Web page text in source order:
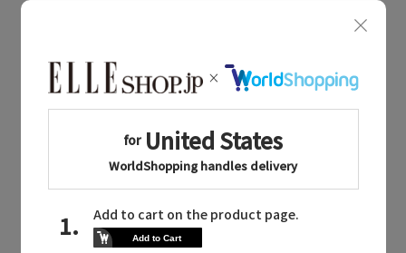
【予約販売】Ｔ／Ｒダブルクロスジレ
2026秋冬 予約
予約